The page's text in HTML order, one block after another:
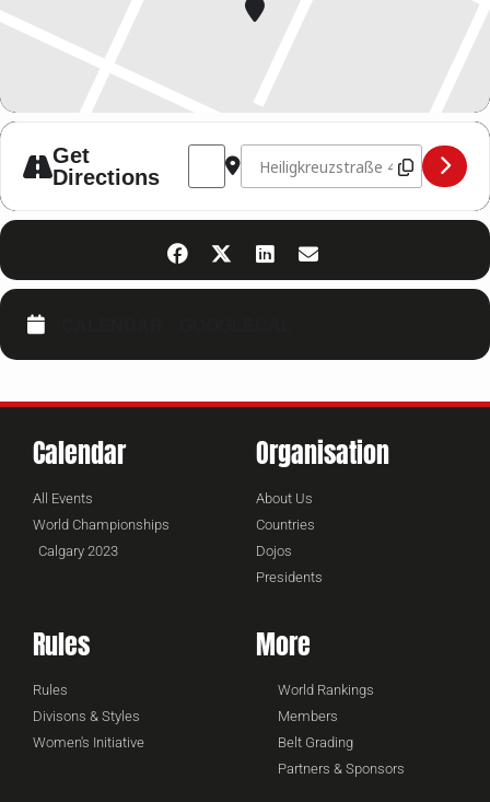
Get
Directions
Address - Professional Fight Night
Destination Address -
Calendar
All Events
World Championships
Calgary 2023
Organisation
About Us
Countries
Dojos
Presidents
Rules
Rules
Divisons & Styles
Women's Initiative
More
World Rankings
Members
Belt Grading
Partners & Sponsors